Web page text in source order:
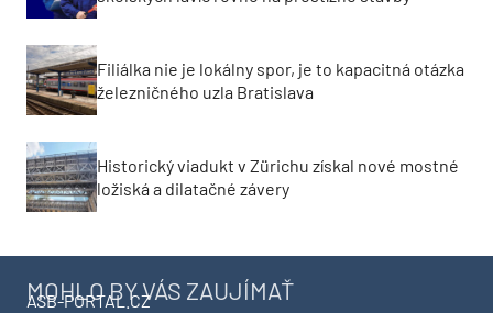
Filiálka nie je lokálny spor, je to kapacitná otázka
železničného uzla Bratislava
Historický viadukt v Zürichu získal nové mostné
ložiská a dilatačné závery
MOHLO BY VÁS ZAUJÍMAŤ
ASB-PORTAL.CZ